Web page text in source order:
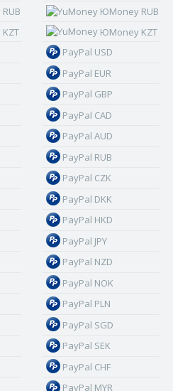
ЮMoney RUB
ЮMoney KZT
PayPal USD
PayPal EUR
PayPal GBP
PayPal CAD
PayPal AUD
PayPal RUB
PayPal CZK
PayPal DKK
PayPal HKD
PayPal JPY
PayPal NZD
PayPal NOK
PayPal PLN
PayPal SGD
PayPal SEK
PayPal CHF
PayPal MYR